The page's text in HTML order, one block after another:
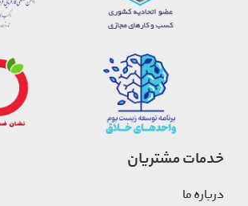
خدمات مشتریان
درباره ما